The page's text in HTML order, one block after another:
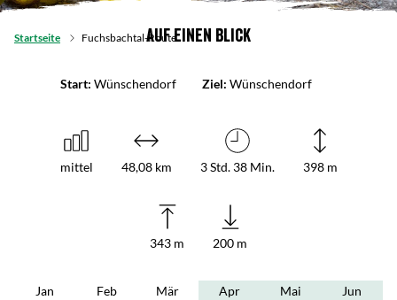
Startseite Fuchsbachtal-RouteAuf einen Blick
Start: Wünschendorf Ziel: Wünschendorf
mittel 48,08 km 3 Std. 38 Min. 398 m
343 m 200 m
Jan Feb Mär Apr Mai
Jun